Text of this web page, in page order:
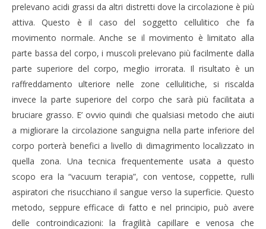
prelevano acidi grassi da altri distretti dove la circolazione è più
attiva. Questo è il caso del soggetto cellulitico che fa
movimento normale. Anche se il movimento è limitato alla
parte bassa del corpo, i muscoli prelevano più facilmente dalla
parte superiore del corpo, meglio irrorata. Il risultato è un
raffreddamento ulteriore nelle zone cellulitiche, si riscalda
invece la parte superiore del corpo che sarà più facilitata a
bruciare grasso. E’ ovvio quindi che qualsiasi metodo che aiuti
a migliorare la circolazione sanguigna nella parte inferiore del
corpo porterà benefici a livello di dimagrimento localizzato in
quella zona. Una tecnica frequentemente usata a questo
scopo era la “vacuum terapia”, con ventose, coppette, rulli
aspiratori che risucchiano il sangue verso la superficie. Questo
metodo, seppure efficace di fatto e nel principio, può avere
delle controindicazioni: la fragilità capillare e venosa che